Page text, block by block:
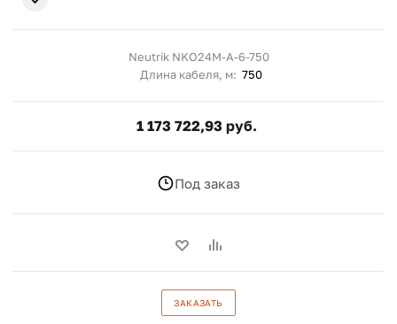
Neutrik NKO24M-A-6-750
Длина кабеля, м: 750
1 173 722,93 руб.
Под заказ
ЗАКАЗАТЬ